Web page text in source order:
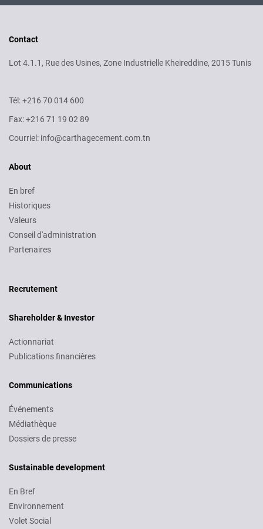
Contact
Lot 4.1.1, Rue des Usines, Zone Industrielle Kheireddine, 2015 Tunis
Tél: +216 70 014 600
Fax: +216 71 19 02 89
Courriel: info@carthagecement.com.tn
About
En bref
Historiques
Valeurs
Conseil d'administration
Partenaires
Recrutement
Shareholder & Investor
Actionnariat
Publications financières
Communications
Événements
Médiathèque
Dossiers de presse
Sustainable development
En Bref
Environnement
Volet Social